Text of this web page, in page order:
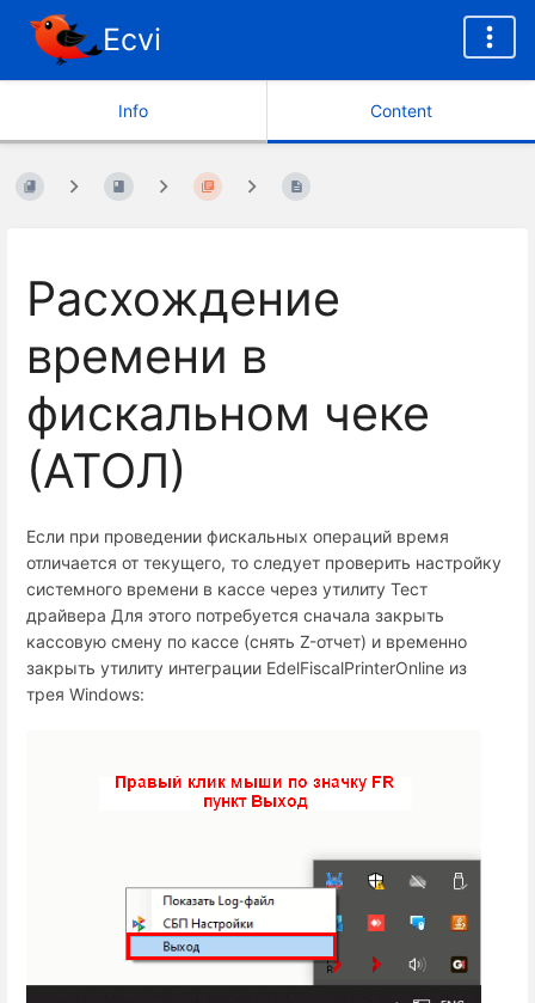
Ecvi
Info Content
Расхождение
времени в
фискальном чеке
(АТОЛ)
Если при проведении фискальных операций время
отличается от текущего, то следует проверить настройку
системного времени в кассе через утилиту Тест
драйвера Для этого потребуется сначала закрыть
кассовую смену по кассе (снять Z-отчет) и временно
закрыть утилиту интеграции EdelFiscalPrinterOnline из
трея Windows: